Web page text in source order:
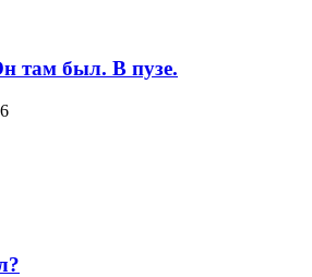
там был. В пузе.